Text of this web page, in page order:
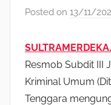
Posted on 13/11/
Resmob Subdit III
Kriminal Umum
Tenggara